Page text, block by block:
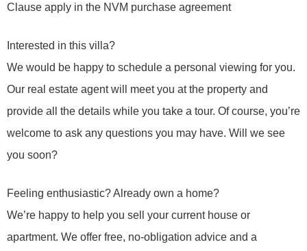
Clause apply in the NVM purchase agreement
Interested in this villa?
We would be happy to schedule a personal viewing for you.
Our real estate agent will meet you at the property and
provide all the details while you take a tour. Of course, you’re
welcome to ask any questions you may have. Will we see
you soon?
Feeling enthusiastic? Already own a home?
We’re happy to help you sell your current house or
apartment. We offer free, no-obligation advice and a